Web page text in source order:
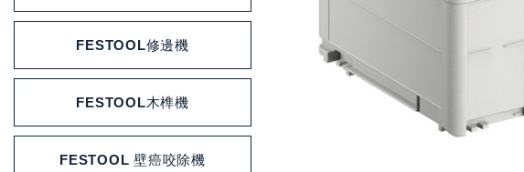
FESTOOL修邊機
FESTOOL木榫機
FESTOOL 壁癌咬除機